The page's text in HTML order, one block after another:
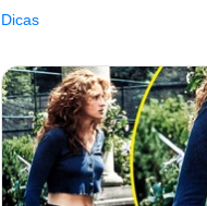
Dicas
e pedras preciosas. Tais
sempre complementam bem
que o seu visual pareça
Então, aqui vamos
da melhor forma para